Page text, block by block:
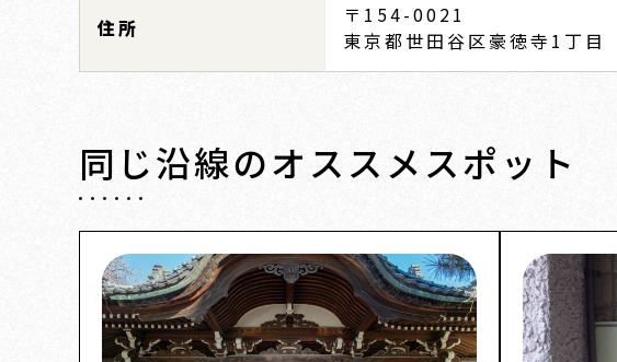
住所
〒154-0021
東京都世田谷区豪徳寺1丁目
同じ沿線のオススメスポット